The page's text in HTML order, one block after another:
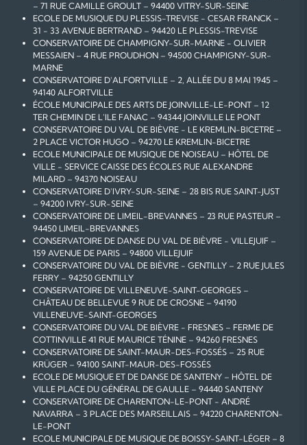
– 71 RUE CAMILLE GROULT – 94400 VITRY-SUR-SEINE
ECOLE DE MUSIQUE DU PLESSIS-TREVISE - CESAR FRANCK –
31 - 33 AVENUE BERTRAND – 94420 LE PLESSIS-TREVISE
CONSERVATOIRE DE CHAMPIGNY-SUR-MARNE - OLIVIER
MESSAIEN – 4 RUE PROUDHON – 94500 CHAMPIGNY-SUR-
MARNE
CONSERVATOIRE D'ALFORTVILLE – 2, ALLÉE DU 8 MAI 1945 –
94140 ALFORTVILLE
ÉCOLE MUNICIPALE DES ARTS DE JOINVILLE-LE-PONT – 12
TER CHEMIN DE L'ILE FANAC – 94344 JOINVILLE LE PONT
CONSERVATOIRE DU VAL DE BIÈVRE - LE KREMLIN-BICETRE –
2 PLACE VICTOR HUGO – 94270 LE KREMLIN-BICETRE
ECOLE MUNICIPALE DE MUSIQUE DE NOISEAU – HÔTEL DE
VILLE - SERVICE CAISSE DES ÉCOLES RUE ALEXANDRE
MILARD – 94370 NOISEAU
CONSERVATOIRE D'IVRY-SUR-SEINE – 28 BIS RUE SAINT-JUST
– 94200 IVRY-SUR-SEINE
CONSERVATOIRE DE LIMEIL-BREVANNES – 23 RUE PASTEUR –
94450 LIMEIL-BREVANNES
CONSERVATOIRE DE DANSE DU VAL DE BIÈVRE - VILLEJUIF –
159 AVENUE DE PARIS – 94800 VILLEJUIF
CONSERVATOIRE DU VAL DE BIÈVRE - GENTILLY – 2 RUE JULES
FERRY – 94250 GENTILLY
CONSERVATOIRE DE VILLENEUVE-SAINT-GEORGES –
CHÂTEAU DE BELLEVUE 9 RUE DE CROSNE – 94190
VILLENEUVE-SAINT-GEORGES
CONSERVATOIRE DU VAL DE BIÈVRE - FRESNES – FERME DE
COTTINVILLE 41 RUE MAURICE TÉNINE – 94260 FRESNES
CONSERVATOIRE DE SAINT-MAUR-DES-FOSSÉS – 25 RUE
KRÜGER – 94100 SAINT-MAUR-DES-FOSSÉS
ECOLE DE MUSIQUE ET DE DANSE DE SANTENY – HÔTEL DE
VILLE PLACE DU GÉNÉRAL DE GAULLE – 94440 SANTENY
CONSERVATOIRE DE CHARENTON-LE-PONT - ANDRÉ
NAVARRA – 3 PLACE DES MARSEILLAIS – 94220 CHARENTON-
LE-PONT
ECOLE MUNICIPALE DE MUSIQUE DE BOISSY-SAINT-LÉGER – 8